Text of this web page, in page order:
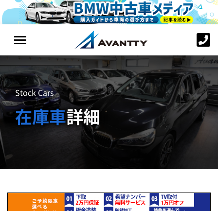
Stock Cars
在庫車詳細